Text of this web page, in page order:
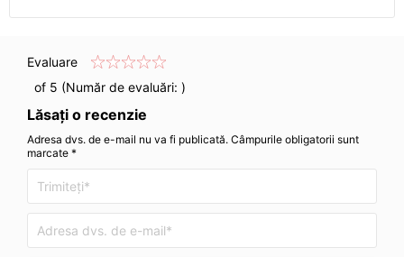
Evaluare
of 5 (Număr de evaluări: )
Lăsați o recenzie
Adresa dvs. de e-mail nu va fi publicată. Câmpurile obligatorii sunt
marcate *